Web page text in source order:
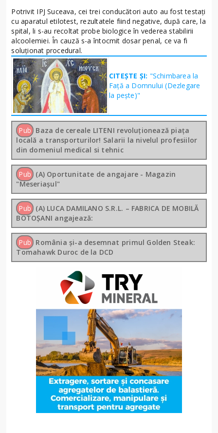
Potrivit IPJ Suceava, cei trei conducători auto au fost testați
cu aparatul etilotest, rezultatele fiind negative, după care, la
spital, li s-au recoltat probe biologice în vederea stabilirii
alcoolemiei. În cauză s-a întocmit dosar penal, ce va fi
soluționat procedural.
CITEȘTE ȘI: "Schimbarea la
Față a Domnului (Dezlegare
la peşte)"
Pub Baza de cereale LITENI revoluționează piața
locală a transporturilor! Salarii la nivelul profesiilor
din domeniul medical si tehnic
Pub (A) Oportunitate de angajare - Magazin
"Meseriașul"
Pub (A) LUCA DAMILANO S.R.L. – FABRICA DE MOBILĂ
BOTOȘANI angajează:
Pub România și-a desemnat primul Golden Steak:
Tomahawk Duroc de la DCD